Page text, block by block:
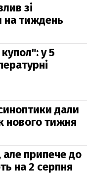
зі
на тиждень
у 5
дали
нового тижня
припече до
на 2 серпня